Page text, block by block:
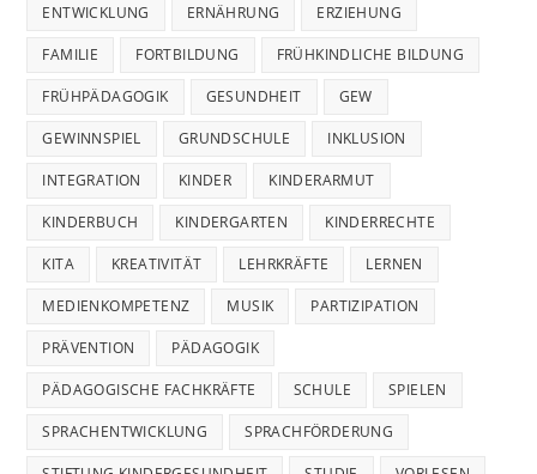
ENTWICKLUNG ERNÄHRUNG ERZIEHUNG
FAMILIE FORTBILDUNG FRÜHKINDLICHE BILDUNG
FRÜHPÄDAGOGIK GESUNDHEIT GEW
GEWINNSPIEL GRUNDSCHULE INKLUSION
INTEGRATION KINDER KINDERARMUT
KINDERBUCH KINDERGARTEN KINDERRECHTE
KITA KREATIVITÄT LEHRKRÄFTE LERNEN
MEDIENKOMPETENZ MUSIK PARTIZIPATION
PRÄVENTION PÄDAGOGIK
PÄDAGOGISCHE FACHKRÄFTE SCHULE SPIELEN
SPRACHENTWICKLUNG SPRACHFÖRDERUNG